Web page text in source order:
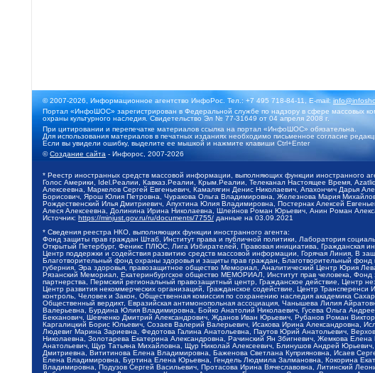
© 2007-2026, Информационное агентство ИнфоРос. Тел.: +7 495 718-84-11, E-mail:
Портал «ИнфоШОС» зарегистрирован в Федеральной службе по надзору в сфере массовых
охраны культурного наследия. Свидетельство Эл № 77-31649 от 04 апреля 2008 г.
При цитировании и перепечатке материалов ссылка на портал «ИнфоШОС» обязательна.
Для использования материалов в печатных изданиях необходимо письменное согласие
Если вы увидели ошибку, выделите ее мышкой и нажмите клавиши Ctrl+Enter
©Создание сайта - Инфорос, 2007-2026
* Реестр иностранных средств массовой информации, выполняющих функции иностранного
Голос Америки, Idel.Реалии, Кавказ.Реалии, Крым.Реалии, Телеканал Настоящее Время,
Алексеевна, Маркелов Сергей Евгеньевич, Камалягин Денис Николаевич, Апахончич Дарья
Борисович, Ярош Юлия Петровна, Чуракова Ольга Владимировна, Железнова Мария
Рождественский Илья Дмитриевич, Апухтина Юлия Владимировна, Постернак Алексей
Алеся Алексеевна, Долинина Ирина Николаевна, Шлейнов Роман Юрьевич, Анин Роман
Источник: https://minjust.gov.ru/ru/documents/7755/ данные на 03.09.2021
* Сведения реестра НКО, выполняющих функции иностранного агента:
Фонд защиты прав граждан Штаб, Институт права и публичной политики, Лаборатория
Открытый Петербург, Феникс ПЛЮС, Лига Избирателей, Правовая инициатива, Гражданская
Центр поддержки и содействия развитию средств массовой информации, Горячая Линия, В
Благотворительный фонд охраны здоровья и защиты прав граждан, Благотворительный
губерния, Эра здоровья, правозащитное общество Мемориал, Аналитический Центр Юрия
Рязанский Мемориал, Екатеринбургское общество МЕМОРИАЛ, Институт прав человека, Фонд
партнерства, Пермский региональный правозащитный центр, Гражданское действие,
Центр развития некоммерческих организаций, Гражданское содействие, Центр
контроль, Человек и Закон, Общественная комиссия по сохранению наследия академика
Общественный вердикт, Евразийская антимонопольная ассоциация, Чанышева Лилия
Валерьевна, Бурдина Юлия Владимировна, Бойко Анатолий Николаевич, Гусева Ольга
Бекханович, Шевченко Дмитрий Александрович, Жданов Иван Юрьевич, Рубанов Роман
Каргалицкий Борис Юльевич, Созаев Валерий Валерьевич, Исакова Ирина Александровна,
Людевиг Марина Зариевна, Федотова Галина Анатольевна, Паутов Юрий Анатольевич,
Николаевна, Золотарева Екатерина Александровна, Рачинский Ян Збигневич, Жемкова
Анатольевич, Щур Татьяна Михайловна, Щур Николай Алексеевич, Блинушов Андрей
Дмитриевна, Вититинова Елена Владимировна, Баженова Светлана Куприяновна, Исаев
Елена Владимировна, Буртина Елена Юрьевна, Гендель Людмила Залмановна, Кокорина
Владимировна, Подузов Сергей Васильевич, Протасова Ирина Вячеславовна, Литинский